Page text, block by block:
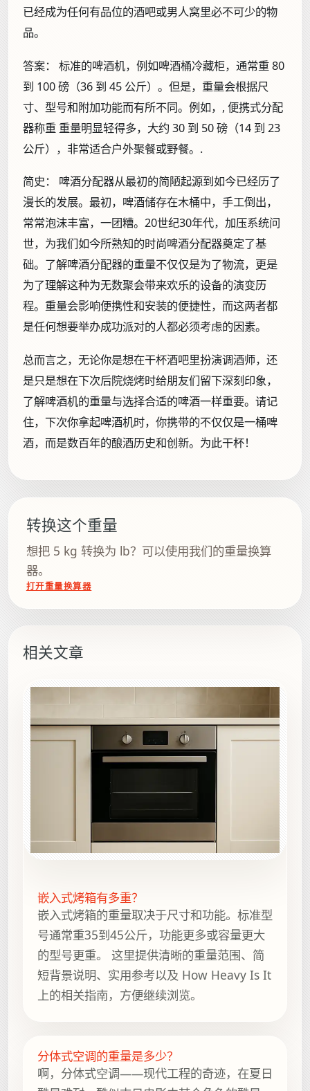
已经成为任何有品位的酒吧或男人窝里必不可少的物
品。
答案：
标准的啤酒机，例如啤酒桶冷藏柜，通常重 80
到 100 磅（36 到 45 公斤）。但是，重量会根据尺
寸、型号和附加功能而有所不同。例如，, 便携式分配
器称重 重量明显轻得多，大约 30 到 50 磅（14 到 23
公斤），非常适合户外聚餐或野餐。.
简史：
啤酒分配器从最初的简陋起源到如今已经历了
漫长的发展。最初，啤酒储存在木桶中，手工倒出，
常常泡沫丰富，一团糟。20世纪30年代，加压系统问
世，为我们如今所熟知的时尚啤酒分配器奠定了基
础。了解啤酒分配器的重量不仅仅是为了物流，更是
为了理解这种为无数聚会带来欢乐的设备的演变历
程。重量会影响便携性和安装的便捷性，而这两者都
是任何想要举办成功派对的人都必须考虑的因素。
总而言之，无论你是想在干杯酒吧里扮演调酒师，还
是只是想在下次后院烧烤时给朋友们留下深刻印象，
了解啤酒机的重量与选择合适的啤酒一样重要。请记
住，下次你拿起啤酒机时，你携带的不仅仅是一桶啤
酒，而是数百年的酿酒历史和创新。为此干杯！
转换这个重量
想把 5 kg 转换为 lb？可以使用我们的重量换算
器。
打开重量换算器
相关文章
嵌入式烤箱有多重？
嵌入式烤箱的重量取决于尺寸和功能。标准型
号通常重35到45公斤，功能更多或容量更大
的型号更重。 这里提供清晰的重量范围、简
短背景说明、实用参考以及 How Heavy Is It
上的相关指南，方便继续浏览。
分体式空调的重量是多少？
啊，分体式空调——现代工程的奇迹，在夏日